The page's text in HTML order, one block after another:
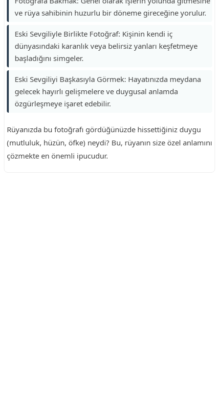
ve rüya sahibinin huzurlu bir döneme gireceğine yorulur.
Eski Sevgiliyle Birlikte Fotoğraf: Kişinin kendi iç
dünyasındaki karanlık veya belirsiz yanları keşfetmeye
başladığını simgeler.
Eski Sevgiliyi Başkasıyla Görmek: Hayatınızda meydana
gelecek hayırlı gelişmelere ve duygusal anlamda
özgürleşmeye işaret edebilir.
Rüyanızda bu fotoğrafı gördüğünüzde hissettiğiniz duygu
(mutluluk, hüzün, öfke) neydi? Bu, rüyanın size özel anlamını
çözmekte en önemli ipucudur.